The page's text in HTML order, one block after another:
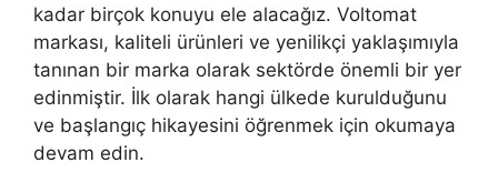
kadar birçok konuyu ele alacağız. Voltomat
markası, kaliteli ürünleri ve yenilikçi yaklaşımıyla
tanınan bir marka olarak sektörde önemli bir yer
edinmiştir. İlk olarak hangi ülkede kurulduğunu
ve başlangıç hikayesini öğrenmek için okumaya
devam edin.